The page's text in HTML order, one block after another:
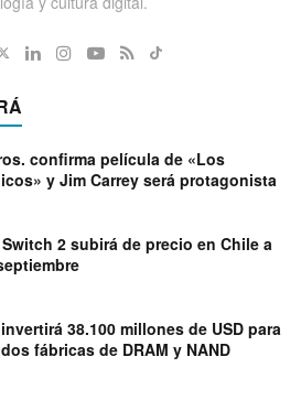
confirma película de «Los
y Jim Carrey será protagonista
2 subirá de precio en Chile a
38.100 millones de USD para
fábricas de DRAM y NAND